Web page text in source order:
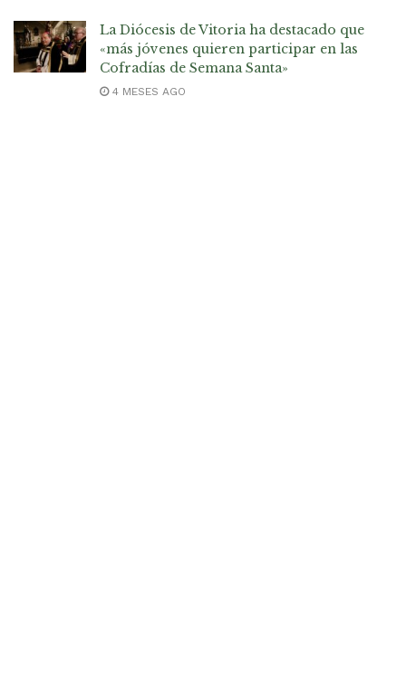
La Diócesis de Vitoria ha destacado que
«más jóvenes quieren participar en las
Cofradías de Semana Santa»
4 MESES AGO